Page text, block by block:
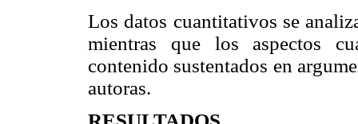
Los datos cuantitativos se
mientras que los aspectos
contenido sustentados en
autoras.